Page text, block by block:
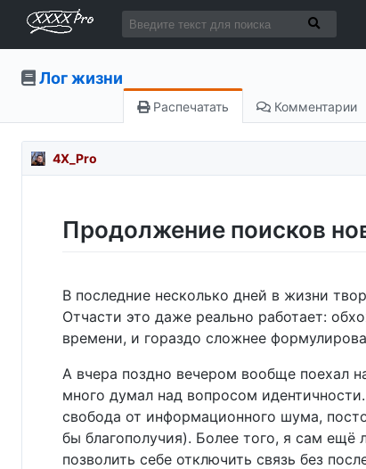
Лог жизни
Распечатать Комментарии
4X_Pro
Продолжение поисков
В последние несколько дней в жизни
Отчасти это даже реально работает:
времени, и гораздо сложнее
А вчера поздно вечером вообще поехал
много думал над вопросом
свобода от информационного шума,
бы благополучия). Более того, я сам
позволить себе отключить связь без